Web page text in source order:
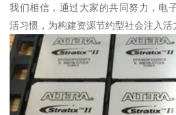
我们相信，通过大家的共同努力，电
活习惯，为构建资源节约型社会注入活